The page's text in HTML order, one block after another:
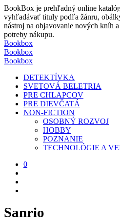
BookBox je prehľadný online
vyhľadávať tituly podľa žánru,
nástroj na objavovanie nových kníh
potreby nákupu.
Bookbox
Bookbox
Bookbox
DETEKTÍVKA
SVETOVÁ BELETRIA
PRE CHLAPCOV
PRE DIEVČATÁ
NON-FICTION
OSOBNÝ ROZVOJ
HOBBY
POZNANIE
TECHNOLÓGIE A
0
Sanrio